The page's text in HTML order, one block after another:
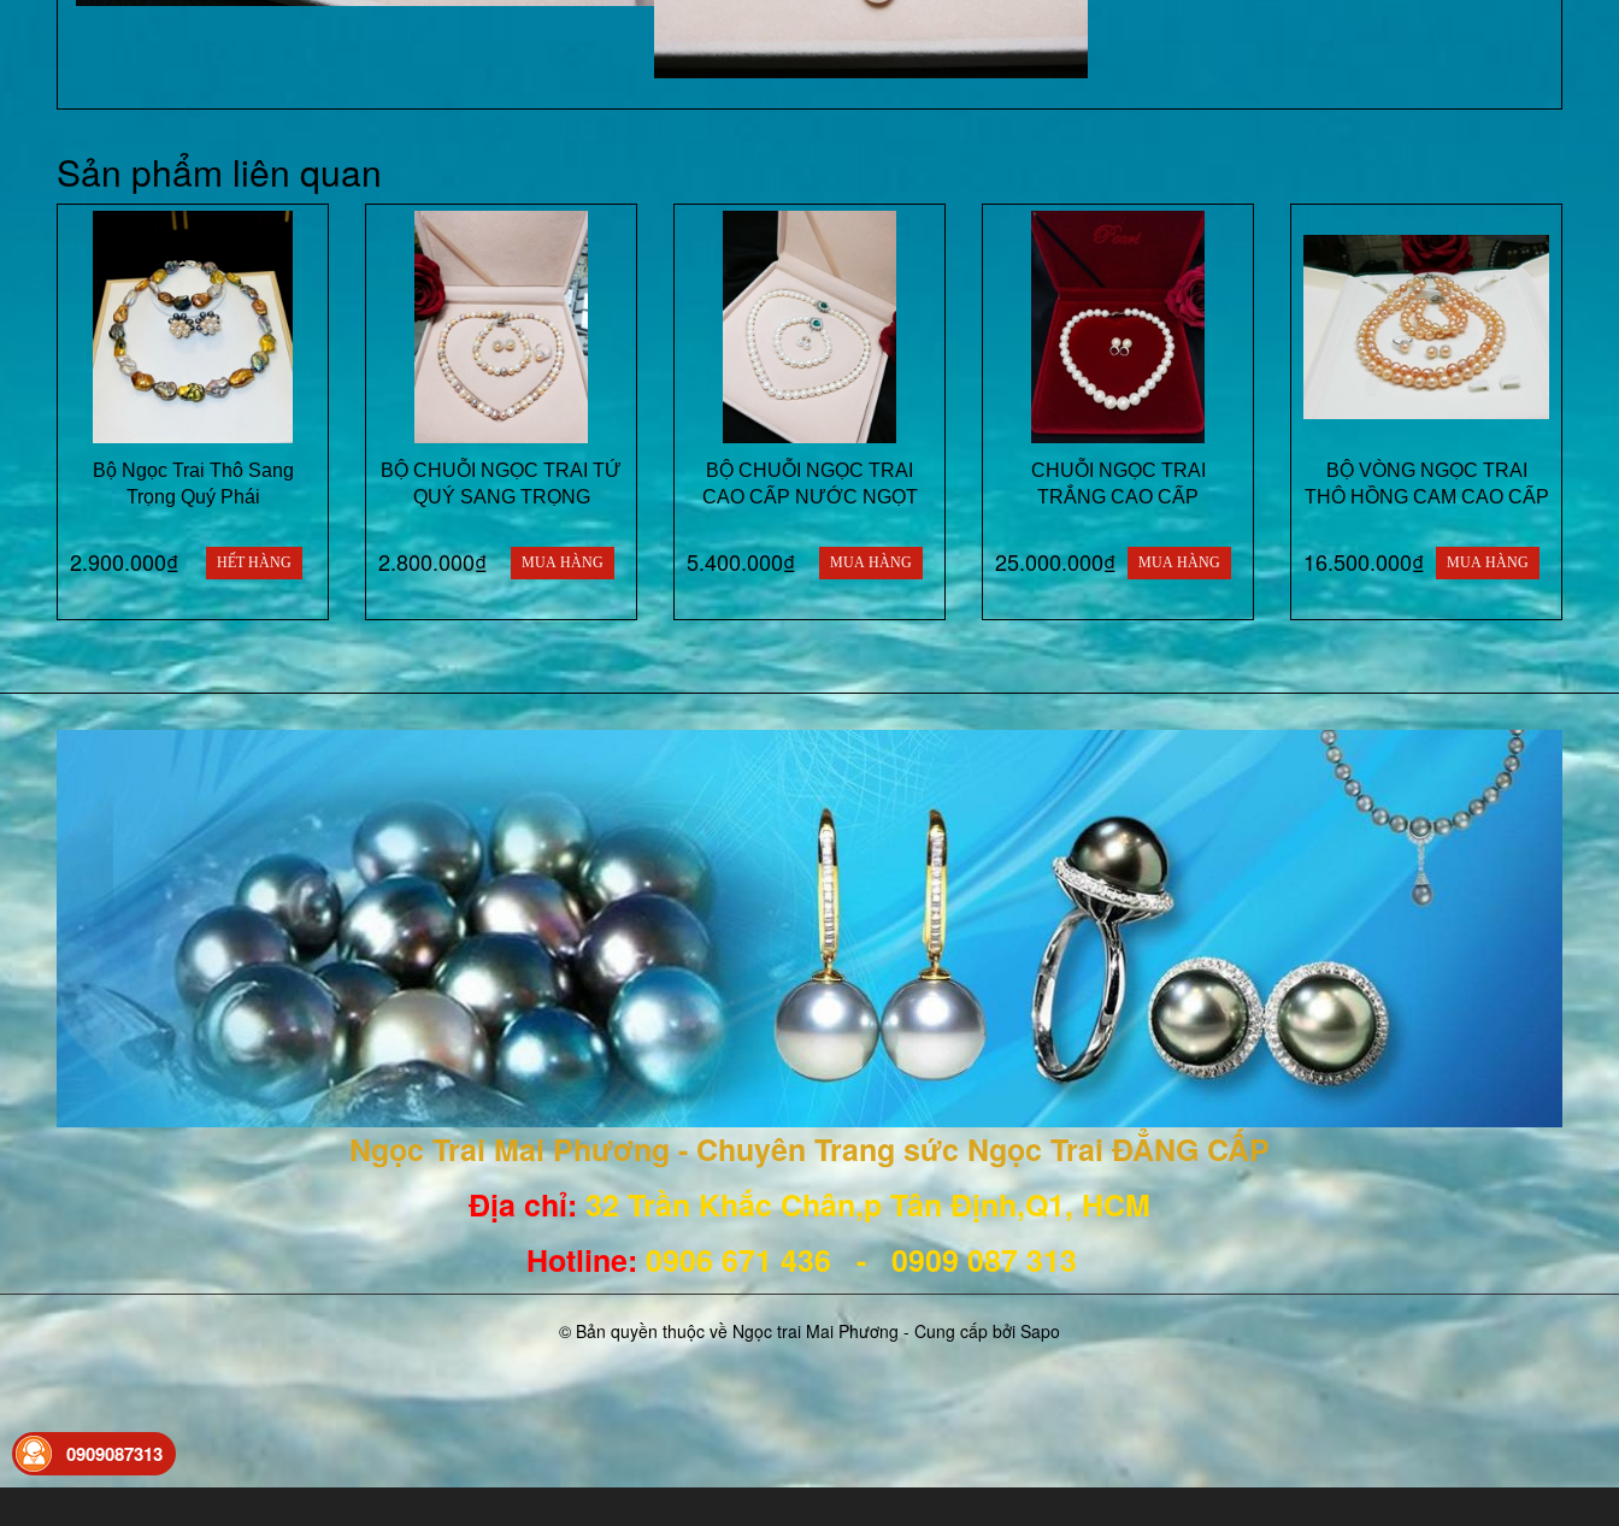
Sản phẩm liên quan
Bộ Ngọc Trai Thô Sang
Trọng Quý Phái
2.900.000₫ HẾT HÀNG
BỘ CHUỖI NGỌC TRAI TỨ
QUÝ SANG TRỌNG
2.800.000₫ MUA HÀNG
BỘ CHUỖI NGỌC TRAI
CAO CẤP NƯỚC NGỌT
5.400.000₫ MUA HÀNG
CHUỖI NGỌC TRAI
TRẮNG CAO CẤP
25.000.000₫ MUA HÀNG
BỘ VÒNG NGỌC TRAI
THÔ HỒNG CAM CAO CẤP
16.500.000₫ MUA HÀNG
Ngọc Trai Mai Phương - Chuyên Trang sức Ngọc Trai ĐẲNG CẤP
Địa chỉ:32 Trần Khắc Chân,p Tân Định,Q1, HCM
Hotline: 0906 671 436 - 0909 087 313
© Bản quyền thuộc về Ngọc trai Mai Phương - Cung cấp bởi Sapo
0909087313